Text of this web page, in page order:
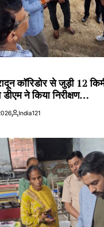
कॉरिडोर से जुड़ी 12
डीएम ने किया निरीक्षण…
Posted
India121